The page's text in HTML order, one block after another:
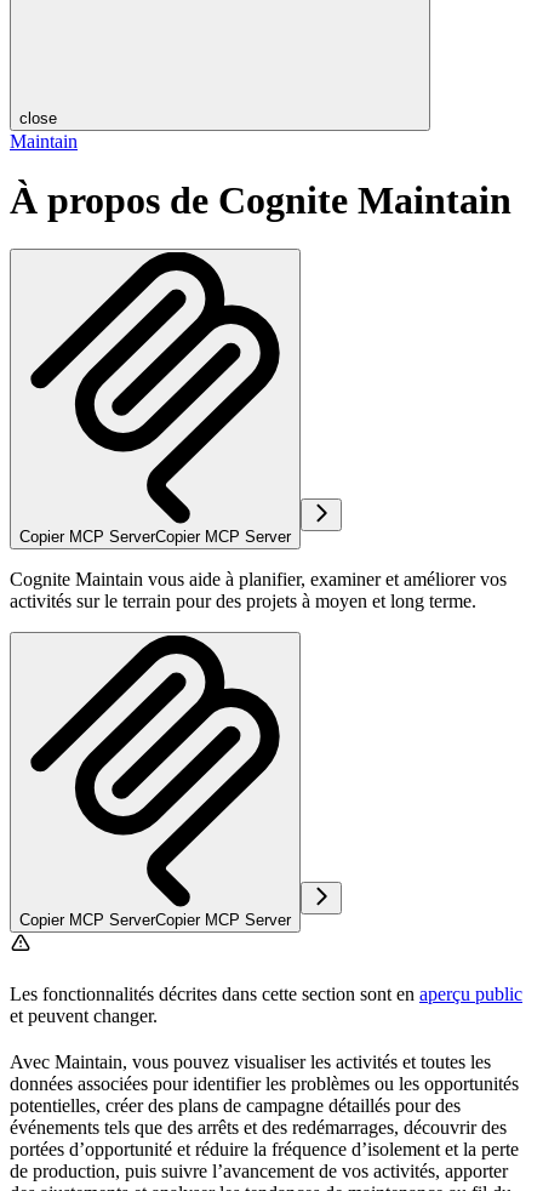
close
Maintain
À propos de Cognite Maintain
Copier MCP ServerCopier MCP Server
Cognite Maintain vous aide à planifier, examiner et améliorer vos
activités sur le terrain pour des projets à moyen et long terme.
Copier MCP ServerCopier MCP Server
Les fonctionnalités décrites dans cette section sont en aperçu public
et peuvent changer.
Avec Maintain, vous pouvez visualiser les activités et toutes les
données associées pour identifier les problèmes ou les opportunités
potentielles, créer des plans de campagne détaillés pour des
événements tels que des arrêts et des redémarrages, découvrir des
portées d’opportunité et réduire la fréquence d’isolement et la perte
de production, puis suivre l’avancement de vos activités, apporter